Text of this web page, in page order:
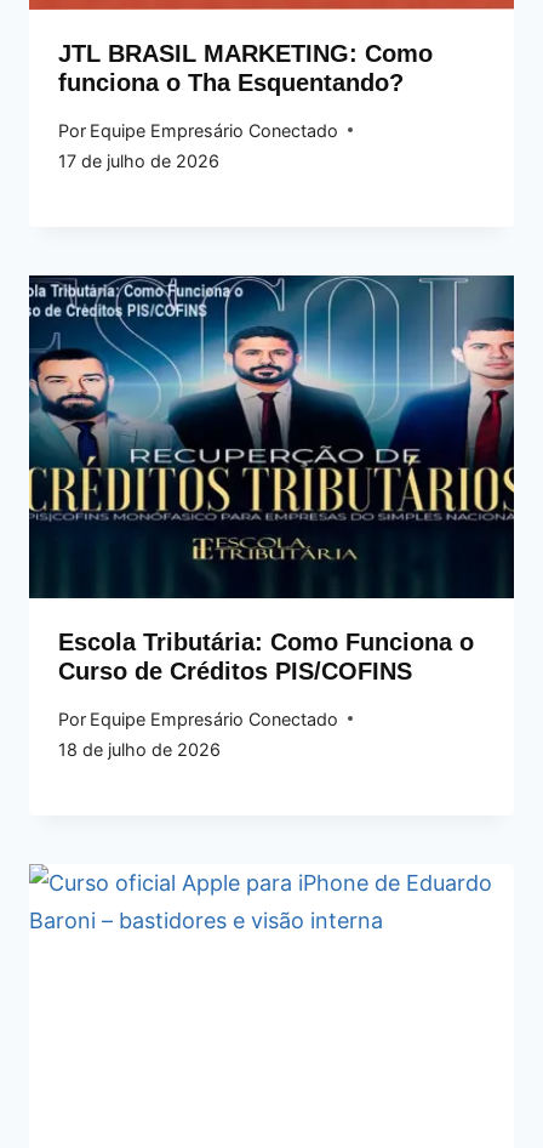
JTL BRASIL MARKETING: Como
funciona o Tha Esquentando?
Por Equipe Empresário Conectado
17 de julho de 2026
Escola Tributária: Como Funciona o
Curso de Créditos PIS/COFINS
Por Equipe Empresário Conectado
18 de julho de 2026